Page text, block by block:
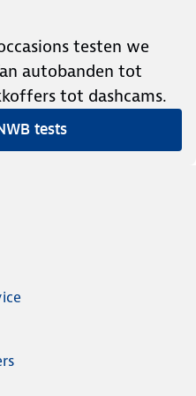
testen we
autobanden tot
tot dashcams.
tests